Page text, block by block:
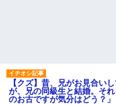
【クズ】昔、兄がお見合い
が、兄の同級生と結婚。そ
のお古ですが気分はどう？